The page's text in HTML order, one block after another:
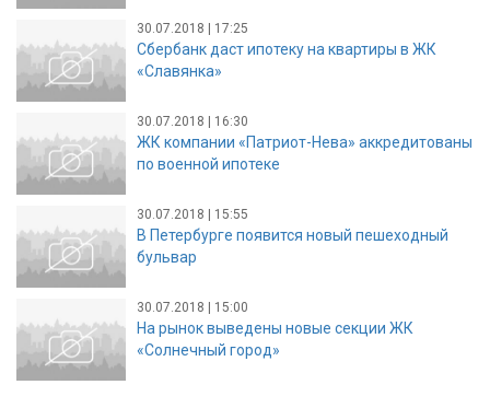
30.07.2018 | 17:25
Сбербанк даст ипотеку на квартиры в ЖК
«Славянка»
30.07.2018 | 16:30
ЖК компании «Патриот-Нева» аккредитованы
по военной ипотеке
30.07.2018 | 15:55
В Петербурге появится новый пешеходный
бульвар
30.07.2018 | 15:00
На рынок выведены новые секции ЖК
«Солнечный город»